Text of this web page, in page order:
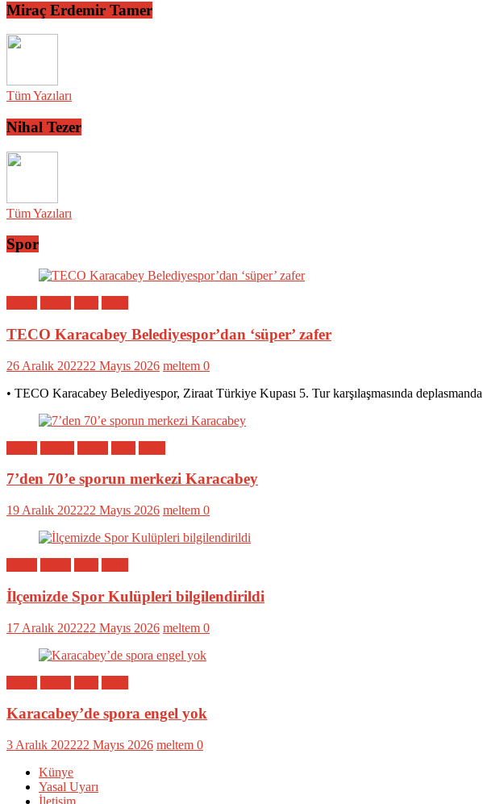
Miraç Erdemir Tamer
Tüm Yazıları
Nihal Tezer
Tüm Yazıları
Spor
TECO Karacabey Belediyespor’dan ‘süper’ zafer
26 Aralık 202222 Mayıs 2026 meltem 0
• TECO Karacabey Belediyespor, Ziraat Türkiye Kupası 5. Tur karşılaşmasında
7’den 70’e sporun merkezi Karacabey
19 Aralık 202222 Mayıs 2026 meltem 0
İlçemizde Spor Kulüpleri bilgilendirildi
17 Aralık 202222 Mayıs 2026 meltem 0
Karacabey’de spora engel yok
3 Aralık 202222 Mayıs 2026 meltem 0
Künye
Yasal Uyarı
İletişim